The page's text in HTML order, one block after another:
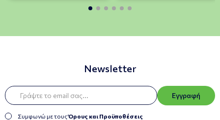
Newsletter
Εγγραφή
Συμφωνώ με τουςΌρους και Προϋποθέσεις